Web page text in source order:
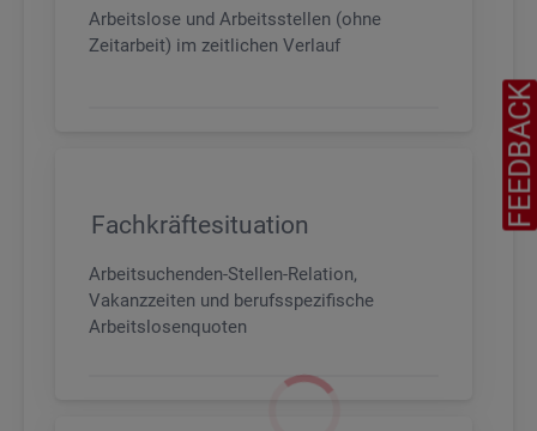
Arbeitslose und Arbeitsstellen (ohne
Zeitarbeit) im zeitlichen Verlauf
Fachkräftesituation
Arbeitsuchenden-Stellen-Relation,
Vakanzzeiten und berufsspezifische
Arbeitslosenquoten
FEEDBACK